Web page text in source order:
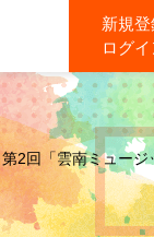
新規
ログ
2回「雲南ミュージ